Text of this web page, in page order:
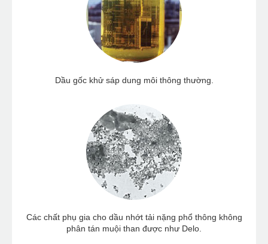
Dầu gốc khử sáp dung môi thông thường.
Các chất phụ gia cho dầu nhớt tải nặng phổ thông không
phân tán muội than được như Delo.